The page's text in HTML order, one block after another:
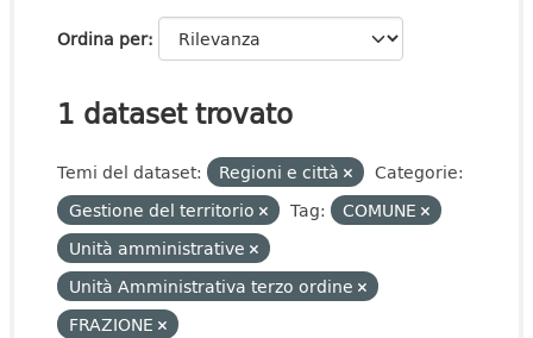
Ordina per
1 dataset trovato
Temi del dataset: Regioni e città
Categorie:
Gestione del territorio
Tag:
COMUNE
Unità amministrative
Unità Amministrativa terzo ordine
FRAZIONE